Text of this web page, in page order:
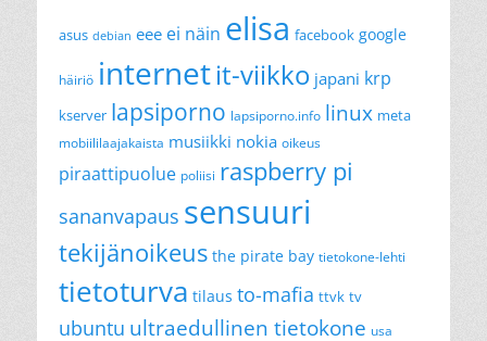
asus debian eee ei näin elisa facebook google
häiriö internetit-viikko japani krp
kserver lapsiporno lapsiporno.info linux meta
mobiililaajakaista musiikki nokia oikeus
piraattipuolue poliisi raspberry pi
sananvapaus sensuuri
tekijänoikeus the pirate bay tietokone-lehti
tietoturva tilaus to-mafia ttvk tv
ubuntu ultraedullinen tietokone usa